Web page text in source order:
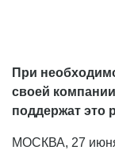
При
своей
поддержат это
МОСКВА, 27